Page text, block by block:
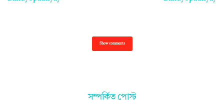
Show comments
সম্পর্কিত পোস্ট